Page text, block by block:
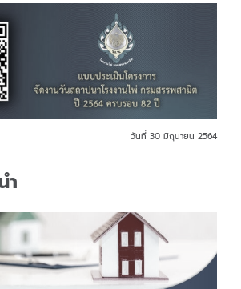
วันที่ 30 มิถุนายน 2564
ำ